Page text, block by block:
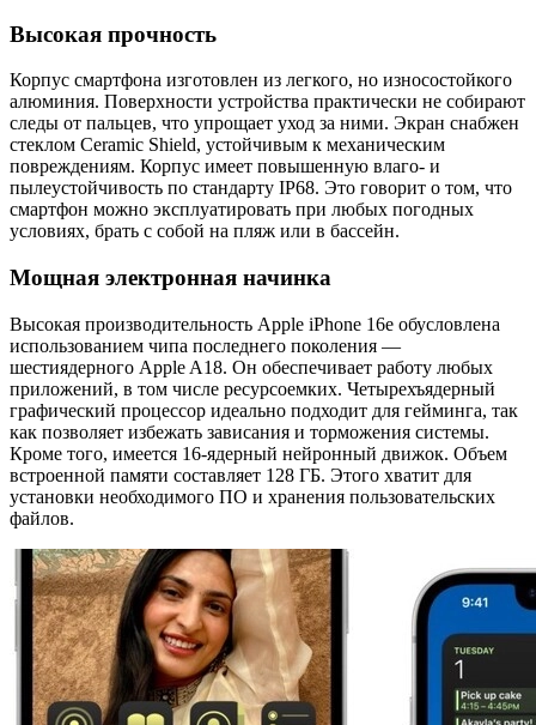
Высокая прочность
Корпус смартфона изготовлен из легкого, но износостойкого
алюминия. Поверхности устройства практически не собирают
следы от пальцев, что упрощает уход за ними. Экран снабжен
стеклом Ceramic Shield, устойчивым к механическим
повреждениям. Корпус имеет повышенную влаго- и
пылеустойчивость по стандарту IP68. Это говорит о том, что
смартфон можно эксплуатировать при любых погодных
условиях, брать с собой на пляж или в бассейн.
Мощная электронная начинка
Высокая производительность Apple iPhone 16e обусловлена
использованием чипа последнего поколения —
шестиядерного Apple A18. Он обеспечивает работу любых
приложений, в том числе ресурсоемких. Четырехъядерный
графический процессор идеально подходит для гейминга, так
как позволяет избежать зависания и торможения системы.
Кроме того, имеется 16-ядерный нейронный движок. Объем
встроенной памяти составляет 128 ГБ. Этого хватит для
установки необходимого ПО и хранения пользовательских
файлов.